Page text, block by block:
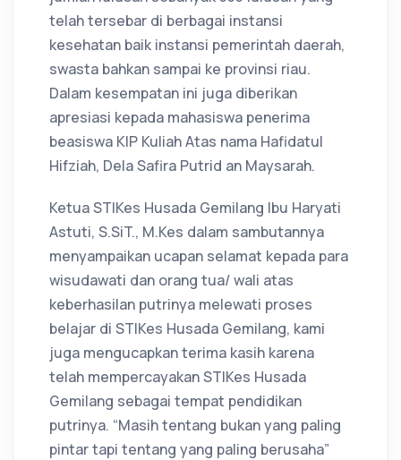
telah tersebar di berbagai instansi
kesehatan baik instansi pemerintah daerah,
swasta bahkan sampai ke provinsi riau.
Dalam kesempatan ini juga diberikan
apresiasi kepada mahasiswa penerima
beasiswa KIP Kuliah Atas nama Hafidatul
Hifziah, Dela Safira Putrid an Maysarah.
Ketua STIKes Husada Gemilang Ibu Haryati
Astuti, S.SiT., M.Kes dalam sambutannya
menyampaikan ucapan selamat kepada para
wisudawati dan orang tua/ wali atas
keberhasilan putrinya melewati proses
belajar di STIKes Husada Gemilang, kami
juga mengucapkan terima kasih karena
telah mempercayakan STIKes Husada
Gemilang sebagai tempat pendidikan
putrinya. “Masih tentang bukan yang paling
pintar tapi tentang yang paling berusaha”